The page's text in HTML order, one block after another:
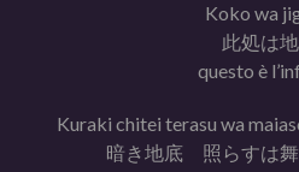
Koko wa
此処は
questo è
Kuraki chitei terasu wa
暗き地底 照らすは